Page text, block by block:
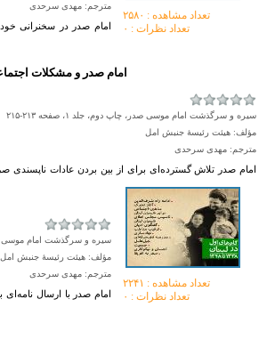
تعداد مشاهده :‌ ۲۵۸۰
تعداد نظرات : ۰
مترجم: مهدی سرحدی
امام صدر در سخنرانی
۱۹۷۰ - امام صدر و مشکلات
سیره و سرگذشت امام موسی صدر، چاپ دوم، جلد ۱، صفحه ۲۱۳-۲۱۵
مؤلف: هیئت رئیسۀ جنبش امل
مترجم: مهدی سرحدی
امام صدر تلاش گسترده‌ای برای از بين بردن عادات ناپسندی
تعداد مشاهده :‌ ۲۲۴۱
تعداد نظرات : ۰
سیره و سرگذشت امام موسی صدر،
مؤلف: هیئت رئیسۀ جنبش امل
مترجم: مهدی سرحدی
امام صدر با ارسال